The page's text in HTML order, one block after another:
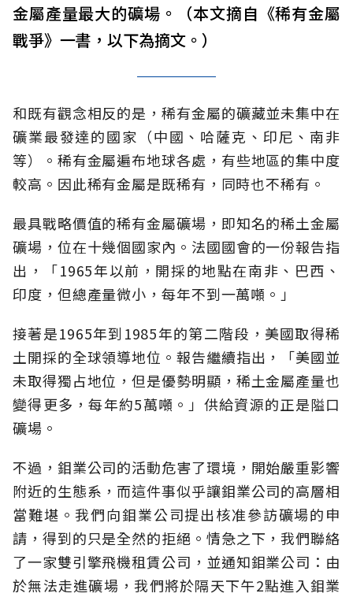
金屬產量最大的礦場。（本文摘自《稀有金屬
戰爭》一書，以下為摘文。）
和既有觀念相反的是，稀有金屬的礦藏並未集中在
礦業最發達的國家（中國、哈薩克、印尼、南非
等）。稀有金屬遍布地球各處，有些地區的集中度
較高。因此稀有金屬是既稀有，同時也不稀有。
最具戰略價值的稀有金屬礦場，即知名的稀土金屬
礦場，位在十幾個國家內。法國國會的一份報告指
出，「1965年以前，開採的地點在南非、巴西、
印度，但總產量微小，每年不到一萬噸。」
接著是1965年到1985年的第二階段，美國取得稀
土開採的全球領導地位。報告繼續指出，「美國並
未取得獨占地位，但是優勢明顯，稀土金屬產量也
變得更多，每年約5萬噸。」供給資源的正是隘口
礦場。
不過，鉬業公司的活動危害了環境，開始嚴重影響
附近的生態系，而這件事似乎讓鉬業公司的高層相
當難堪。我們向鉬業公司提出核准參訪礦場的申
請，得到的只是全然的拒絕。情急之下，我們聯絡
了一家雙引擎飛機租賃公司，並通知鉬業公司：由
於無法走進礦場，我們將於隔天下午2點進入鉬業